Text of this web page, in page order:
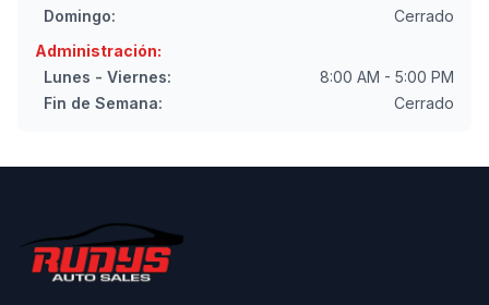
Domingo:
Cerrado
Administración:
Lunes - Viernes:
8:00 AM - 5:00 PM
Fin de Semana:
Cerrado